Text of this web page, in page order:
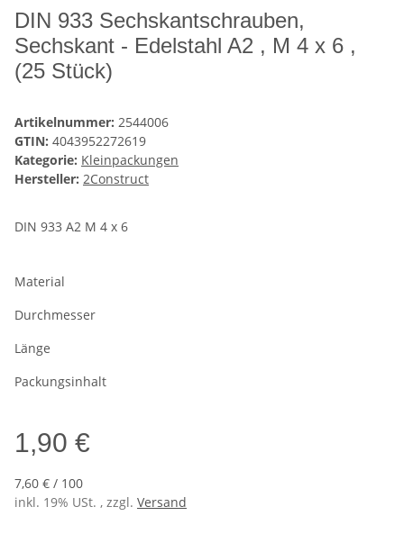
DIN 933 Sechskantschrauben,
Sechskant - Edelstahl A2 , M 4 x 6 ,
(25 Stück)
Artikelnummer: 2544006
GTIN: 4043952272619
Kategorie: Kleinpackungen
Hersteller: 2Construct
DIN 933 A2 M 4 x 6
Material
Durchmesser
Länge
Packungsinhalt
1,90 €
7,60 € / 100
inkl. 19% USt. , zzgl. Versand